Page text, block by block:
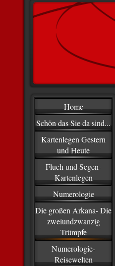
Home
Schön das Sie da sind...
Kartenlegen Gestern
und Heute
Fluch und Segen-
Kartenlegen
Numerologie
Die großen Arkana- Die
zweiundzwanzig
Trümpfe
Numerologie-
Reisewelten